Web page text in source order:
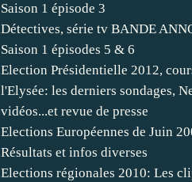
Saison 1 épisode 3
Détectives, série tv BANDE
Saison 1 épisodes 5 & 6
Election Présidentielle 2012,
l'Elysée: les derniers sondages,
vidéos...et revue de presse
Elections Européennes de Juin
Résultats et infos diverses
Elections régionales 2010: Les